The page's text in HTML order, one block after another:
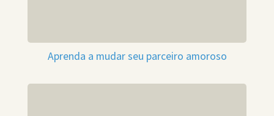
Aprenda a mudar seu parceiro amoroso